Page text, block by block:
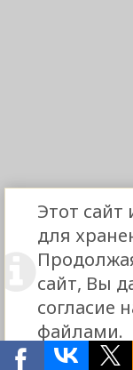
Этот сайт
для
сайт, Вы
согласие
файлами.